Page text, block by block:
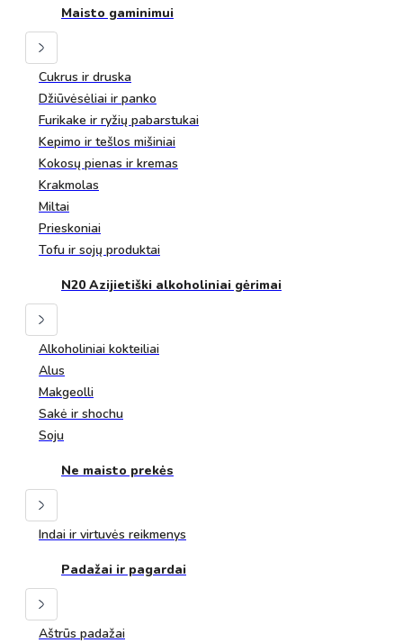
Maisto gaminimui
Cukrus ir druska
Džiūvėsėliai ir panko
Furikake ir ryžių pabarstukai
Kepimo ir tešlos mišiniai
Kokosų pienas ir kremas
Krakmolas
Miltai
Prieskoniai
Tofu ir sojų produktai
N20 Azijietiški alkoholiniai gėrimai
Alkoholiniai kokteiliai
Alus
Makgeolli
Sakė ir shochu
Soju
Ne maisto prekės
Indai ir virtuvės reikmenys
Padažai ir pagardai
Aštrūs padažai